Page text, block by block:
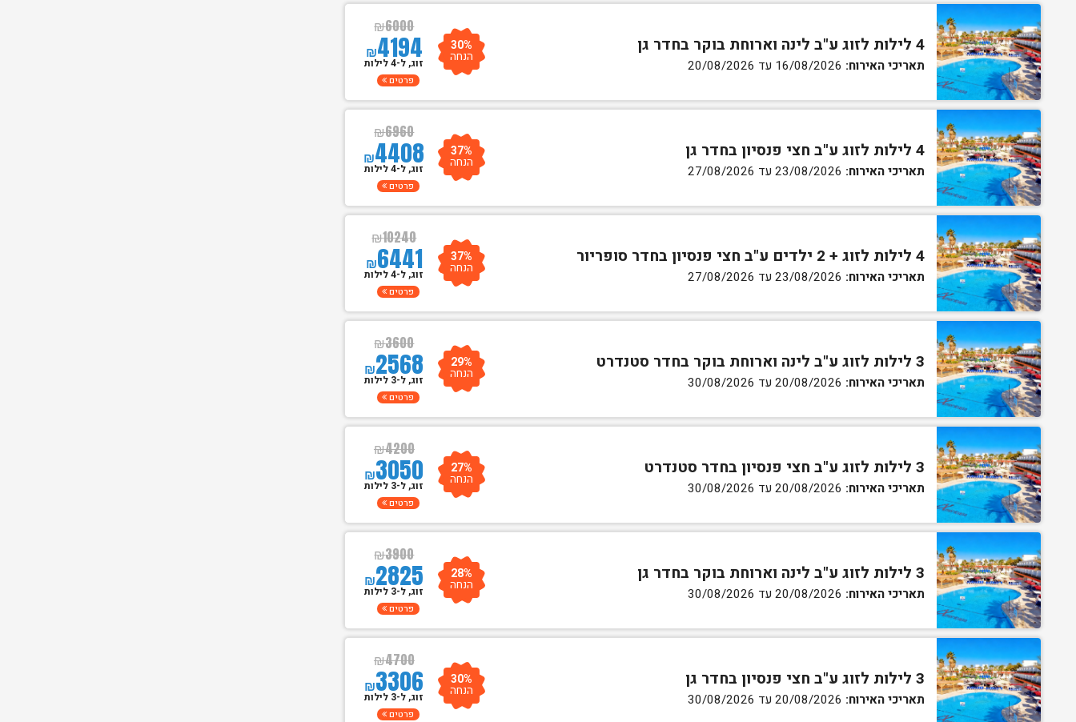
4 לילות לזוג ע"ב לינה וארוחת בוקר בחדר גן
תאריכי האירוח:
₪6000
₪4194 30%
הנחה זוג, ל-4 לילות
פרטים
4 לילות לזוג ע"ב חצי פנסיון בחדר גן
תאריכי האירוח:
₪6960
₪4408 37%
הנחה זוג, ל-4 לילות
פרטים
4 לילות לזוג + 2 ילדים ע"ב חצי פנסיון בחדר סופריור
תאריכי האירוח:
₪10240
₪6441 37%
הנחה זוג, ל-4 לילות
פרטים
3 לילות לזוג ע"ב לינה וארוחת בוקר בחדר סטנדרט
תאריכי האירוח:
₪3600
₪2568 29%
הנחה זוג, ל-3 לילות
פרטים
3 לילות לזוג ע"ב חצי פנסיון בחדר סטנדרט
תאריכי האירוח:
₪4200
₪3050 27%
הנחה זוג, ל-3 לילות
פרטים
3 לילות לזוג ע"ב לינה וארוחת בוקר בחדר גן
תאריכי האירוח:
₪3900
₪2825 28%
הנחה זוג, ל-3 לילות
פרטים
3 לילות לזוג ע"ב חצי פנסיון בחדר גן
תאריכי האירוח:
₪4700
₪3306 30%
הנחה זוג, ל-3 לילות
פרטים